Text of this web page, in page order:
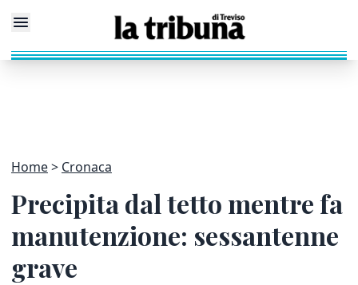
Home Cronaca
Precipita dal tetto mentre fa
manutenzione: sessantenne
grave